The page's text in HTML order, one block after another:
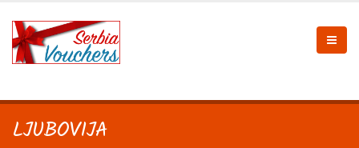
LJUBOVIJA